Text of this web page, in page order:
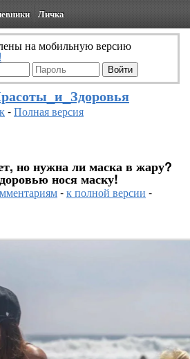
Личка
на мобильную версию
-Полная версия
но нужна ли маска в жару?
нося маску!
-к полной версии -